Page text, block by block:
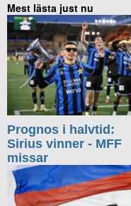
Mest lästa just nu
Prognos i halvtid:
Sirius vinner - MFF
missar